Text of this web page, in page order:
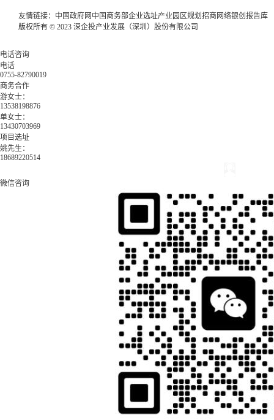
友情链接： 中国政府网 中国商务部企业选址产业园区规划 招商网络银创报告库
版权所有 © 2023 深企投产业发展（深圳）股份有限公司
电话咨询
电话
0755-82790019
商务合作
游女士：
13538198876
单女士：
13430703969
项目选址
姚先生：
18689220514
微信咨询